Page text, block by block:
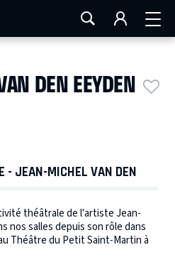
LA ROCHELLE
DEN EEYDEN
- JEAN-MICHEL VAN DEN
théâtrale de l'artiste Jean-
nos salles depuis son rôle dans
Théâtre du Petit Saint-Martin à